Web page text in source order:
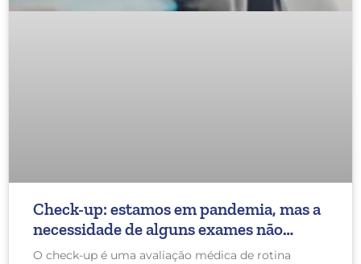
Check-up: estamos em pandemia, mas a
necessidade de alguns exames não
mudaram!
O check-up é uma avaliação médica de rotina